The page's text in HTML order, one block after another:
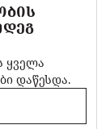
ყველა
დაწესდა.